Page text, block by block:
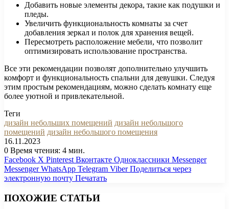
Добавить новые элементы декора, такие как подушки и
пледы.
Увеличить функциональность комнаты за счет
добавления зеркал и полок для хранения вещей.
Пересмотреть расположение мебели, что позволит
оптимизировать использование пространства.
Все эти рекомендации позволят дополнительно улучшить
комфорт и функциональность спальни для девушки. Следуя
этим простым рекомендациям, можно сделать комнату еще
более уютной и привлекательной.
Теги
дизайн небольших помещений дизайн небольшого
помещений дизайн небольшого помещения
16.11.2023
0 Время чтения: 4 мин.
Facebook X Pinterest Вконтакте Одноклассники Messenger
Messenger WhatsApp Telegram Viber Поделиться через
электронную почту Печатать
ПОХОЖИЕ СТАТЬИ